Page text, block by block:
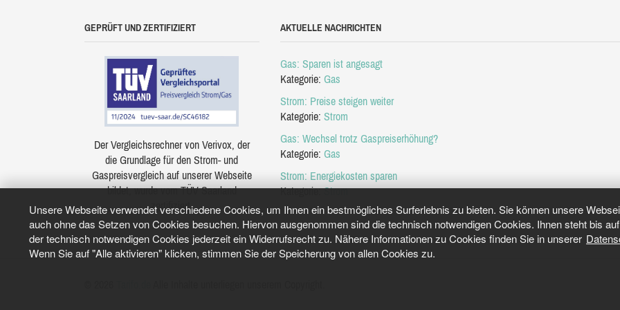
Unsere Webseite verwendet verschiedene Cookies, um Ihnen ein bestmögliches Surferlebnis zu bieten. Sie können unsere
auch ohne das Setzen von Cookies besuchen. Hiervon ausgenommen sind die technisch notwendigen Cookies. Ihnen steht bis
der technisch notwendigen Cookies jederzeit ein Widerrufsrecht zu. Nähere Informationen zu Cookies finden Sie in unserer
Wenn Sie auf "Alle aktivieren" klicken, stimmen Sie der Speicherung von allen Cookies zu.
GEPRÜFT UND ZERTIFIZIERT
Der Vergleichsrechner von Verivox, der
die Grundlage für den Strom- und
Gaspreisvergleich auf unserer Webseite
bildet, wurde vom TÜV Saarland
zertifiziert.
AKTUELLE NACHRICHTEN
Gas: Sparen ist angesagt
Kategorie: Gas
Strom: Preise steigen weiter
Kategorie: Strom
Gas: Wechsel trotz Gaspreiserhöhung?
Kategorie: Gas
Strom: Energiekosten sparen
Kategorie:Strom